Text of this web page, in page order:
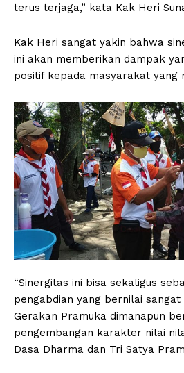
terus terjaga,” kata Kak Heri
Kak Heri sangat yakin bahwa
ini akan memberikan dampak
positif kepada masyarakat yang
“Sinergitas ini bisa sekaligus
pengabdian yang bernilai sangat
Gerakan Pramuka dimanapun
pengembangan karakter nilai
Dasa Dharma dan Tri Satya